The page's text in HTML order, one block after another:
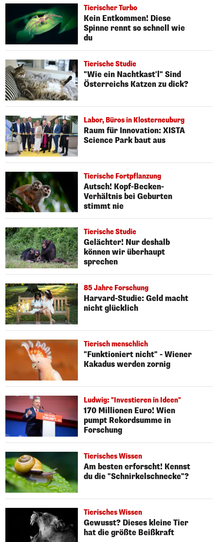
Tierischer Turbo
Kein Entkommen! Diese
Spinne rennt so schnell wie
du
Tierische Studie
"Wie ein Nachtkast'l" Sind
Österreichs Katzen zu dick?
Labor, Büros in Klosterneuburg
Raum für Innovation: XISTA
Science Park baut aus
Tierische Fortpflanzung
Autsch! Kopf-Becken-
Verhältnis bei Geburten
stimmt nie
Tierische Studie
Gelächter! Nur deshalb
können wir überhaupt
sprechen
85 Jahre Forschung
Harvard-Studie: Geld macht
nicht glücklich
Tierisch menschlich
"Funktioniert nicht" - Wiener
Kakadus werden zornig
Ludwig: "Investieren in Ideen"
170 Millionen Euro! Wien
pumpt Rekordsumme in
Forschung
Tierisches Wissen
Am besten erforscht! Kennst
du die "Schnirkelschnecke"?
Tierisches Wissen
Gewusst? Dieses kleine Tier
hat die größte Beißkraft